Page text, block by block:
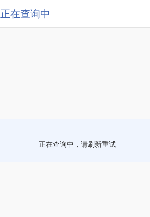
正在查询中
正在查询中，请刷新重试